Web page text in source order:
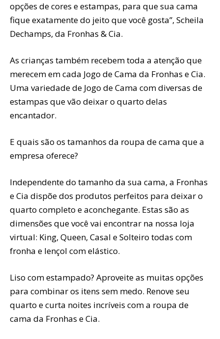
opções de cores e estampas, para que sua cama
fique exatamente do jeito que você gosta”, Scheila
Dechamps, da Fronhas & Cia.
As crianças também recebem toda a atenção que
merecem em cada Jogo de Cama da Fronhas e Cia.
Uma variedade de Jogo de Cama com diversas de
estampas que vão deixar o quarto delas
encantador.
E quais são os tamanhos da roupa de cama que a
empresa oferece?
Independente do tamanho da sua cama, a Fronhas
e Cia dispõe dos produtos perfeitos para deixar o
quarto completo e aconchegante. Estas são as
dimensões que você vai encontrar na nossa loja
virtual: King, Queen, Casal e Solteiro todas com
fronha e lençol com elástico.
Liso com estampado? Aproveite as muitas opções
para combinar os itens sem medo. Renove seu
quarto e curta noites incríveis com a roupa de
cama da Fronhas e Cia.